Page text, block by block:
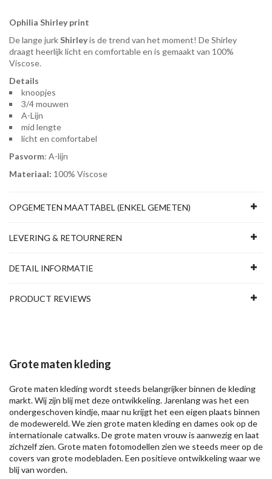
Ophilia Shirley print
De lange jurkShirleyis de trend van het moment! De Shirley
draagt heerlijk licht en comfortable en is gemaakt van 100%
Viscose.
Details
knoopjes
3/4 mouwen
A-Lijn
mid lengte
licht en comfortabel
Pasvorm: A-lijn
Materiaal: 100% Viscose
OPGEMETEN MAATTABEL (ENKEL GEMETEN)
LEVERING & RETOURNEREN
DETAIL INFORMATIE
PRODUCT REVIEWS
Grote maten kleding
Grote maten kleding wordt steeds belangrijker binnen de kleding
markt. Wij zijn blij met deze ontwikkeling. Jarenlang was het een
ondergeschoven kindje, maar nu krijgt het een eigen plaats binnen
de modewereld. We zien grote maten kleding en dames ook op de
internationale catwalks. De grote maten vrouw is aanwezig en laat
zichzelf zien. Grote maten fotomodellen zien we steeds meer op de
covers van grote modebladen. Een positieve ontwikkeling waar we
blij van worden.